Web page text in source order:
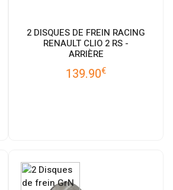
2 DISQUES DE FREIN RACING
RENAULT CLIO 2 RS -
ARRIÈRE
139.90€